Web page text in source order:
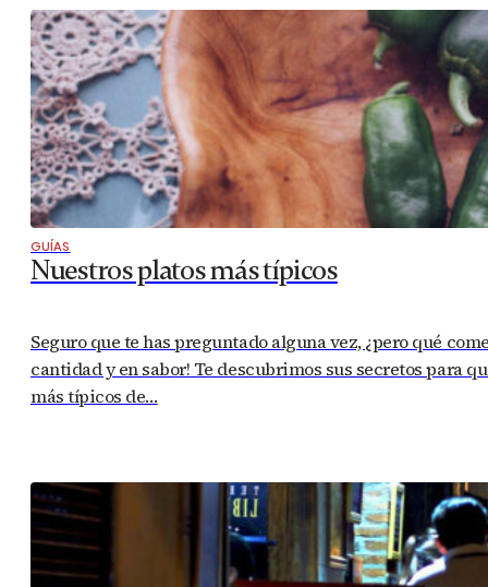
GUÍAS
Nuestros platos más típicos
Seguro que te has preguntado alguna vez, ¿pero qué
cantidad y en sabor! Te descubrimos sus secretos para
más típicos de…